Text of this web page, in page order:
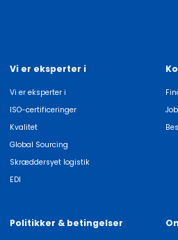
Vi er eksperter i
Vi er eksperter i
ISO-certificeringer
Kvalitet
Global Sourcing
Skræddersyet logistik
EDI
Politikker & betingelser